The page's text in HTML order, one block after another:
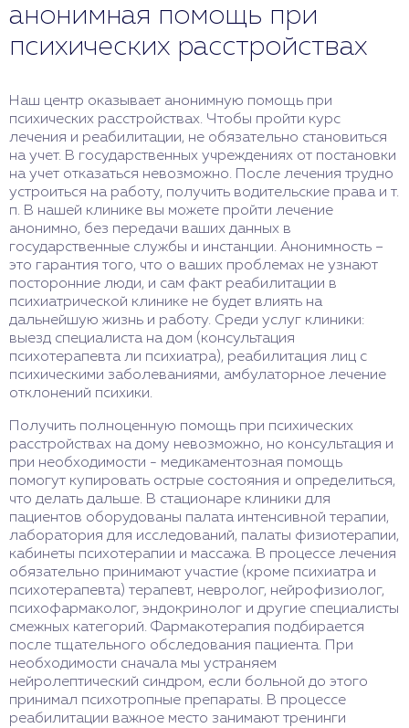
анонимная помощь при
психических расстройствах
Наш центр оказывает анонимную помощь при
психических расстройствах. Чтобы пройти курс
лечения и реабилитации, не обязательно становиться
на учет. В государственных учреждениях от постановки
на учет отказаться невозможно. После лечения трудно
устроиться на работу, получить водительские права и т.
п. В нашей клинике вы можете пройти лечение
анонимно, без передачи ваших данных в
государственные службы и инстанции. Анонимность –
это гарантия того, что о ваших проблемах не узнают
посторонние люди, и сам факт реабилитации в
психиатрической клинике не будет влиять на
дальнейшую жизнь и работу. Среди услуг клиники:
выезд специалиста на дом (консультация
психотерапевта ли психиатра), реабилитация лиц с
психическими заболеваниями, амбулаторное лечение
отклонений психики.
Получить полноценную помощь при психических
расстройствах на дому невозможно, но консультация и
при необходимости - медикаментозная помощь
помогут купировать острые состояния и определиться,
что делать дальше. В стационаре клиники для
пациентов оборудованы палата интенсивной терапии,
лаборатория для исследований, палаты физиотерапии,
кабинеты психотерапии и массажа. В процессе лечения
обязательно принимают участие (кроме психиатра и
психотерапевта) терапевт, невролог, нейрофизиолог,
психофармаколог, эндокринолог и другие специалисты
смежных категорий. Фармакотерапия подбирается
после тщательного обследования пациента. При
необходимости сначала мы устраняем
нейролептический синдром, если больной до этого
принимал психотропные препараты. В процессе
реабилитации важное место занимают тренинги